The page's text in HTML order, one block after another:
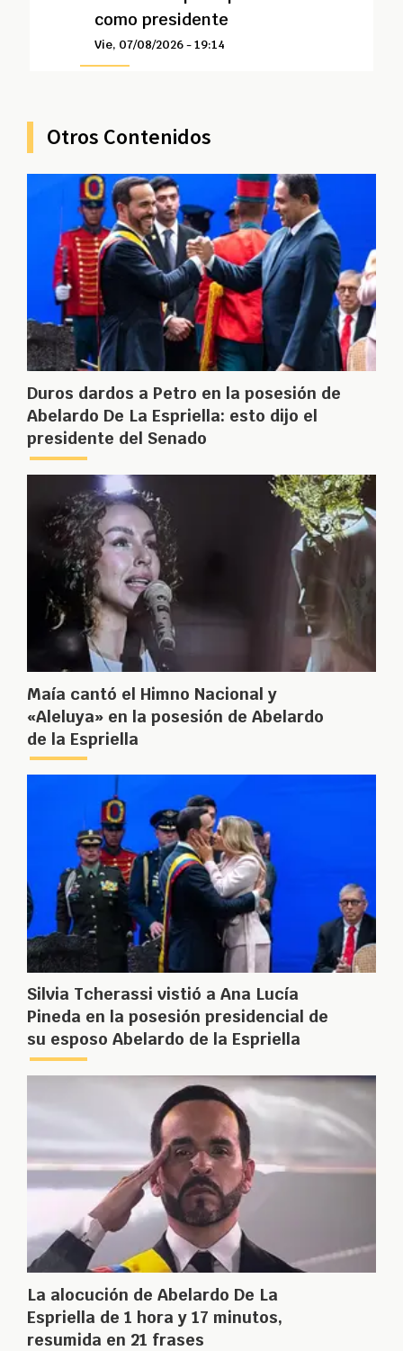
como presidente
Vie, 07/08/2026 - 19:14
Otros Contenidos
Duros dardos a Petro en la posesión de
Abelardo De La Espriella: esto dijo el
presidente del Senado
Maía cantó el Himno Nacional y
«Aleluya» en la posesión de Abelardo
de la Espriella
Silvia Tcherassi vistió a Ana Lucía
Pineda en la posesión presidencial de
su esposo Abelardo de la Espriella
La alocución de Abelardo De La
Espriella de 1 hora y 17 minutos,
resumida en 21 frases